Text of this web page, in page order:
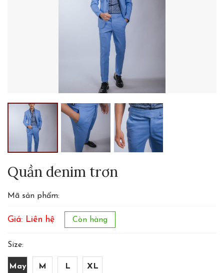
Quần denim trơn
Mã sản phẩm:
Giá: Liên hệ Còn hàng
Size:
May M L XL